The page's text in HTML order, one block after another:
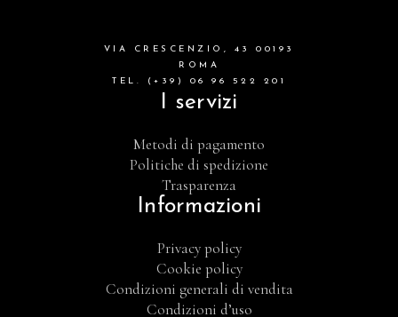
VIA CRESCENZIO, 43 00193
ROMA
TEL. (+39) 06 96 522 201
I servizi
Metodi di pagamento
Politiche di spedizione
Trasparenza
Informazioni
Privacy policy
Cookie policy
Condizioni generali di vendita
Condizioni d’uso